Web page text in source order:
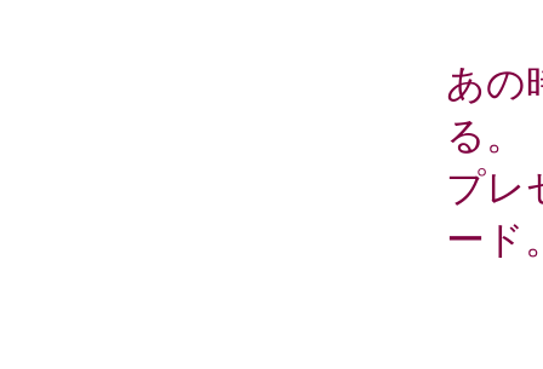
あの
る。
プレ
ード